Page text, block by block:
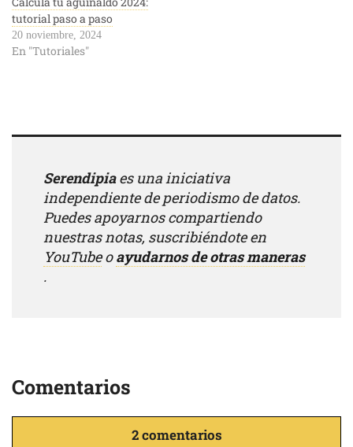
tutorial paso a paso
20 noviembre, 2024
En "Tutoriales"
Serendipiaes una iniciativa
independiente de periodismo de datos.
Puedes apoyarnos compartiendo
nuestras notas, suscribiéndote en
YouTubeoayudarnos de otras maneras
.
Comentarios
2 comentarios